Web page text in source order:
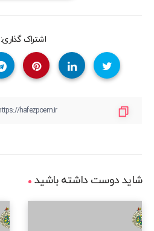
اشتراک گذاری:
شاید دوست داشته باشید